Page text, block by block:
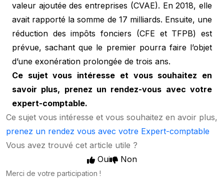
valeur ajoutée des entreprises (CVAE). En 2018, elle
avait rapporté la somme de 17 milliards. Ensuite, une
réduction des impôts fonciers (CFE et TFPB) est
prévue, sachant que le premier pourra faire l’objet
d’une exonération prolongée de trois ans.
Ce sujet vous intéresse et vous souhaitez en
savoir plus, prenez un rendez-vous avec votre
expert-comptable.
Ce sujet vous intéresse et vous souhaitez en avoir plus,
prenez un rendez vous avec votre Expert-comptable
Vous avez trouvé cet article utile ?
Oui
Non
Merci de votre participation !